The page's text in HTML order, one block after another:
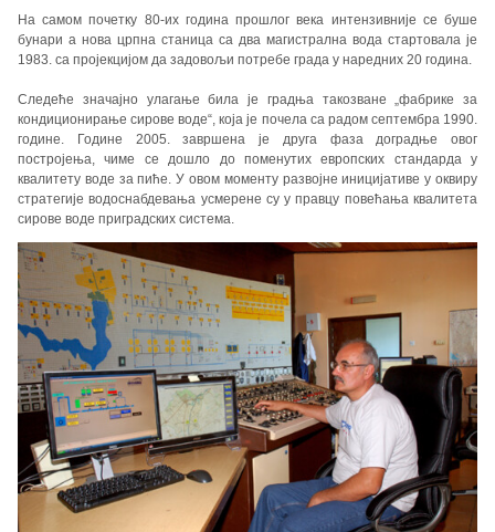
На самом почетку 80-их година прошлог века интензивније се буше
бунари а нова црпна станица са два магистрална вода стартовала је
1983. са пројекцијом да задовољи потребе града у наредних 20 година.
Следеће значајно улагање била је градња такозване „фабрике за
кондиционирање сирове воде“, која је почела са радом септембра 1990.
године. Године 2005. завршена је друга фаза доградње овог
постројења, чиме се дошло до поменутих европских стандарда у
квалитету воде за пиће. У овом моменту развојне иницијативе у оквиру
стратегије водоснабдевања усмерене су у правцу повећања квалитета
сирове воде приградских система.